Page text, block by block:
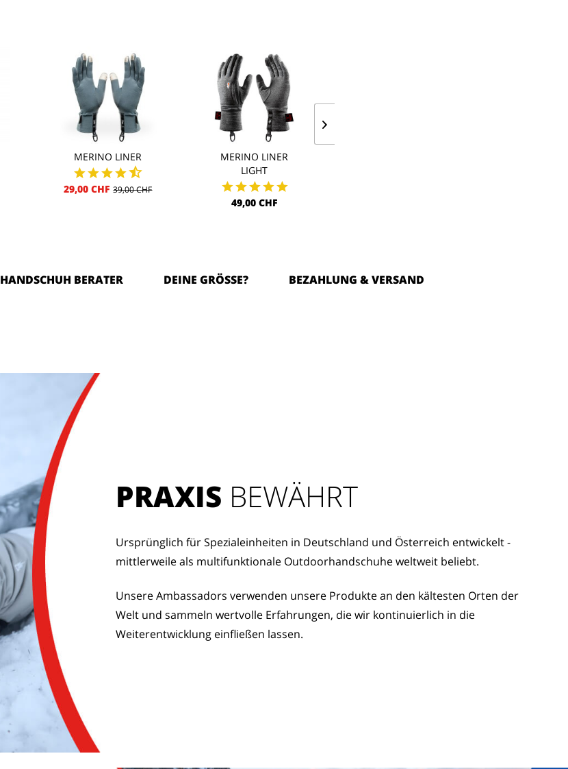
MERINO LINER
29,00 CHF 39,00 CHF
MERINO LINER
LIGHT
49,00 CHF
HANDSCHUH BERATER DEINE GRÖSSE? BEZAHLUNG & VERSAND
PRAXIS BEWÄHRT
Ursprünglich für Spezialeinheiten in Deutschland und Österreich entwickelt -
mittlerweile als multifunktionale Outdoorhandschuhe weltweit beliebt.
Unsere Ambassadors verwenden unsere Produkte an den kältesten Orten der
Welt und sammeln wertvolle Erfahrungen, die wir kontinuierlich in die
Weiterentwicklung einfließen lassen.